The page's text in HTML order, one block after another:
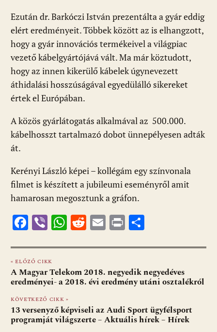
Ezután dr. Barkóczi István prezentálta a gyár eddig
elért eredményeit. Többek között az is elhangzott,
hogy a gyár innovációs termékeivel a világpiac
vezető kábelgyártójává vált. Ma már köztudott,
hogy az innen kikerülő kábelek úgynevezett
áthidalási hosszúságával egyedülálló sikereket
értek el Európában.
A közös gyárlátogatás alkalmával az 500.000.
kábelhosszt tartalmazó dobot ünnepélyesen adták
át.
Kerényi László képei – kollégám egy színvonala
filmet is készített a jubileumi eseményről amit
hamarosan megosztunk a gráfon.
F
e
b
o
o
k
Vi
er
W
at
s
A
p
p
R
d
di
t
E
ai
l
Pr
t za
m
e
« ELŐZŐ CIKK
A Magyar Telekom 2018. negyedik negyedéves
eredményei- a 2018. évi eredmény utáni osztalékról
KÖVETKEZŐ CIKK »
13 versenyző képviseli az Audi Sport ügyfélsport
programját világszerte – Aktuális hírek – Hírek